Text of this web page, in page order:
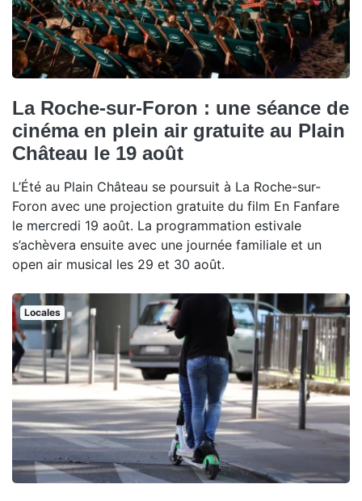
La Roche-sur-Foron : une séance de
cinéma en plein air gratuite au Plain
Château le 19 août
L’Été au Plain Château se poursuit à La Roche-sur-
Foron avec une projection gratuite du film En Fanfare
le mercredi 19 août. La programmation estivale
s’achèvera ensuite avec une journée familiale et un
open air musical les 29 et 30 août.
Locales